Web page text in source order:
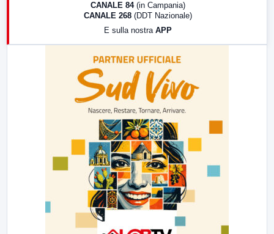
CANALE 84 (in Campania)
CANALE 268 (DDT Nazionale)
E sulla nostra APP